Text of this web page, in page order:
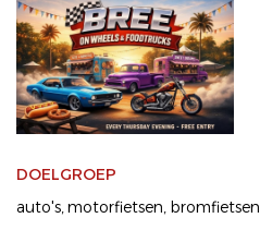
DOELGROEP
auto's motorfietsen bromfietsen